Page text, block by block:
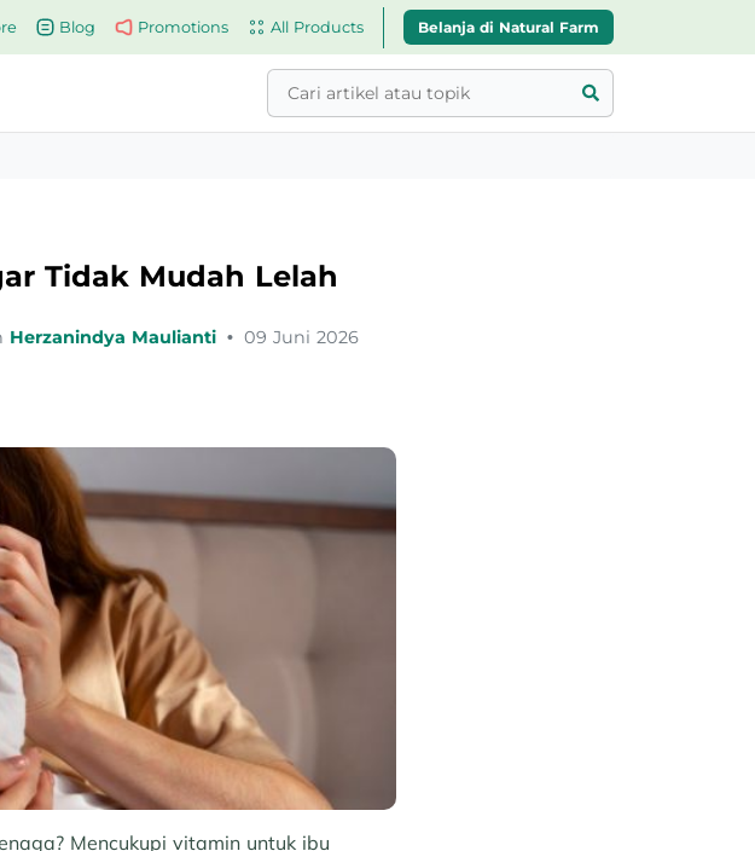
Blog Promotions All Products Belanja di Natural Farm
Tidak Mudah Lelah
Herzanindya Maulianti • 09 Juni 2026
Mencukupi vitamin untuk ibu